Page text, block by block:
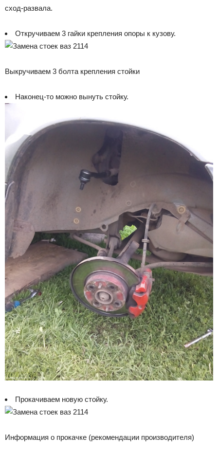
сход-развала.
Откручиваем 3 гайки крепления опоры к кузову.
Выкручиваем 3 болта крепления стойки
Наконец-то можно вынуть стойку.
Прокачиваем новую стойку.
Информация о прокачке (рекомендации производителя)